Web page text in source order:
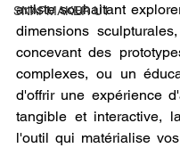
SNAPMAKER U1
artiste souhaitant
dimensions
concevant des
complexes, ou un
d'offrir une expérience
tangible et interactive,
l'outil qui matérialise